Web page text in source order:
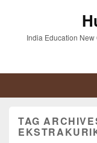
India Education
TAG